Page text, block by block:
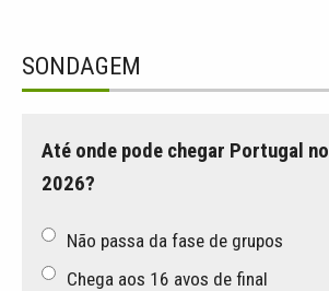
SONDAGEM
Até onde pode chegar Portugal
2026?
Não passa da fase de grupos
Chega aos 16 avos de final